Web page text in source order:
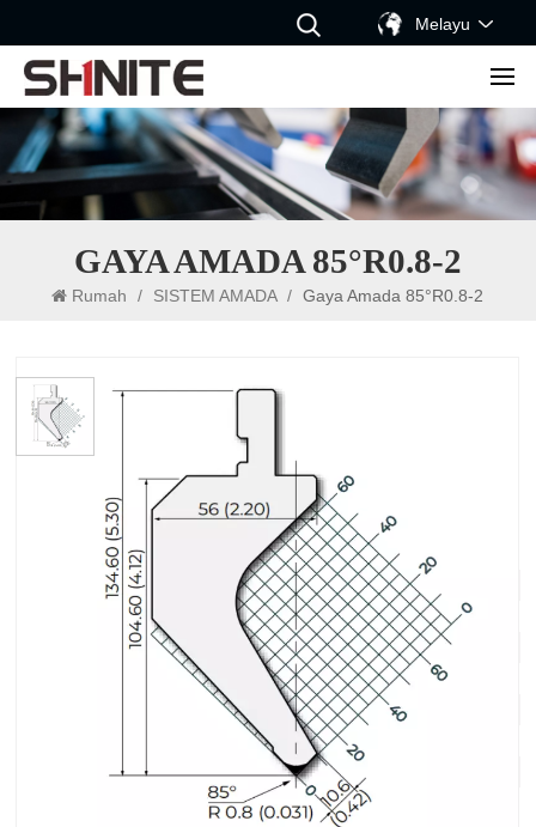
Melayu
GAYA AMADA 85°R0.8-2
Rumah / SISTEM AMADA / Gaya Amada 85°R0.8-2
Gaya Amada 85°R0.8-2
Sistem Alat: Sistem Amada
Jejari: R0.8mm
Ketinggian Berkesan: 128mm
Beban maksimum: 800kN/m
Bahan: 42CrMo4